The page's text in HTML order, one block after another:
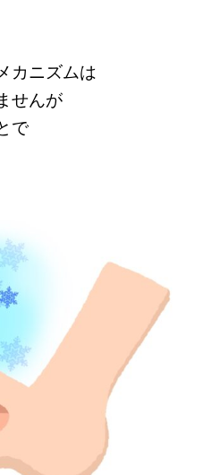
カニズムは
せんが
で